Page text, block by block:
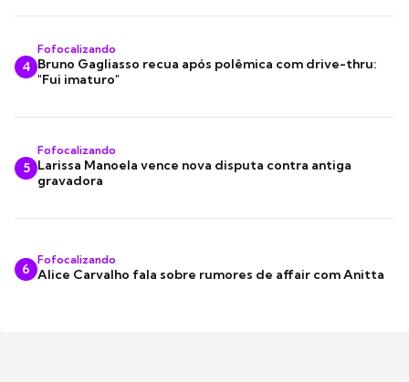
4
Fofocalizando
Bruno Gagliasso recua após polêmica com drive-thru:
"Fui imaturo"
5
Fofocalizando
Larissa Manoela vence nova disputa contra antiga
gravadora
6
Fofocalizando
Alice Carvalho fala sobre rumores de affair com Anitta